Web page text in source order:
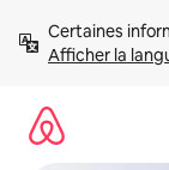
directement
Afficher la